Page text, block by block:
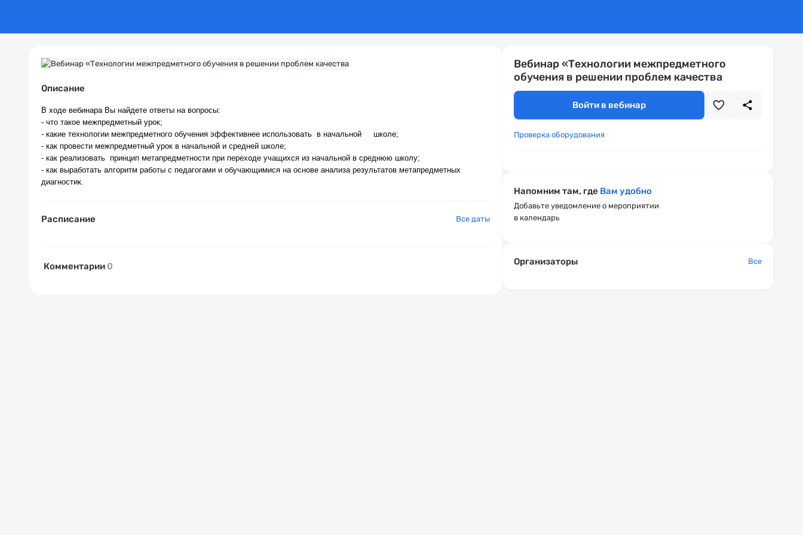
Описание
В ходе вебинара Вы найдете ответы на вопросы:
- что такое межпредметный урок;
- какие технологии межпредметного обучения эффективнее использовать в начальной школе;
- как провести межпредметный урок в начальной и средней школе;
- как реализовать принцип метапредметности при переходе учащихся из начальной в среднюю школу;
- как выработать алгоритм работы с педагогами и обучающимися на основе анализа результатов метапредметных
диагностик.
Расписание Все даты
Комментарии 0
Вебинар «Технологии межпредметного
обучения в решении проблем качества
Войти в вебинар
Проверка оборудования
Напомним там, где Вам удобно
Добавьте уведомление о мероприятии
в календарь
Организаторы Все